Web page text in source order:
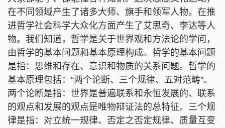
在不同领域产生了诸多大师、旗手和领军人物。在推
进哲学社会科学大众化方面产生了艾思奇、李达等人
物。我们知道，哲学是关于世界观和方法论的学问，
由哲学的基本问题和基本原理构成。哲学的基本问题
是指：思维和存在、意识和物质的关系问题。哲学的
基本原理包括：“两个论断、三个规律、五对范畴”。
两个论断是指：世界是普遍联系和永恒发展的、联系
的观点和发展的观点是唯物辩证法的总特征。三个规
律是指：对立统一规律、否定之否定规律、质量互变